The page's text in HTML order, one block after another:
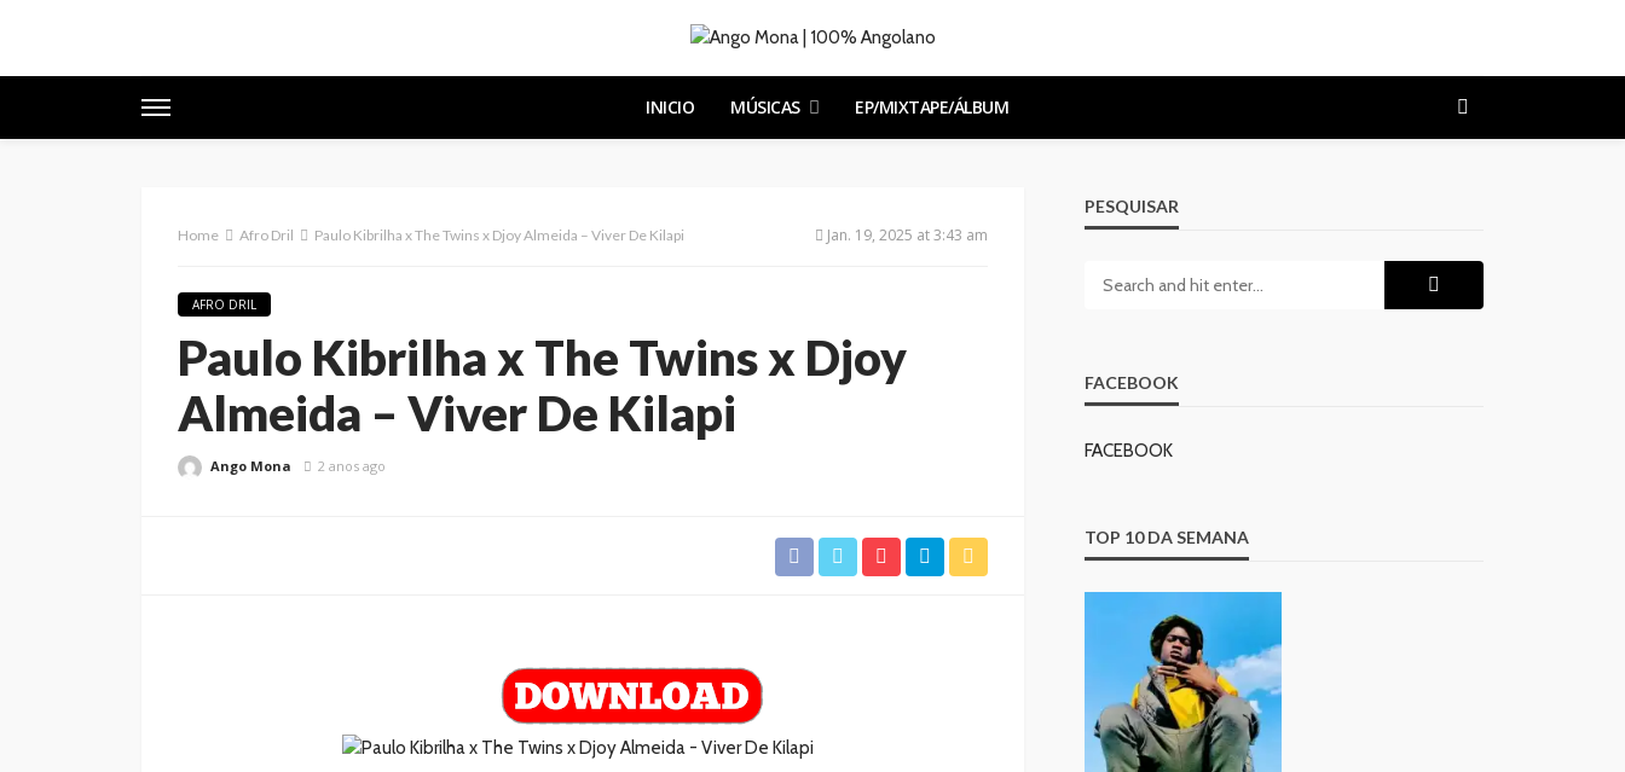
INICIO MÚSICAS EP/MIXTAPE/ÁLBUM
Home Afro Dril Paulo Kibrilha x The Twins x Djoy Almeida – Viver De Kilapi Jan. 19, 2025 at 3:43 am
AFRO DRIL
Paulo Kibrilha x The Twins x Djoy
Almeida – Viver De Kilapi
Ango Mona 2 anos ago
PESQUISAR
FACEBOOK
FACEBOOK
TOP 10 DA SEMANA